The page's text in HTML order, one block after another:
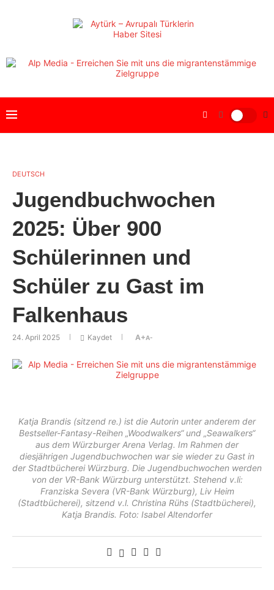
DEUTSCH
Jugendbuchwochen
2025: Über 900
Schülerinnen und
Schüler zu Gast im
Falkenhaus
24. April 2025 Kaydet A+A-
Katja Brandis (sitzend re.) ist die Autorin unter anderem der
Bestseller-Fantasy-Reihen „Woodwalkers“ und „Seawalkers“
aus dem Würzburger Arena Verlag. Im Rahmen der
diesjährigen Jugendbuchwochen war sie wieder zu Gast in
der Stadtbücherei Würzburg. Die Jugendbuchwochen werden
von der VR-Bank Würzburg unterstützt. Stehend v.li:
Franziska Severa (VR-Bank Würzburg), Liv Heim
(Stadtbücherei), sitzend v.l. Christina Rühs (Stadtbücherei),
Katja Brandis. Foto: Isabel Altendorfer